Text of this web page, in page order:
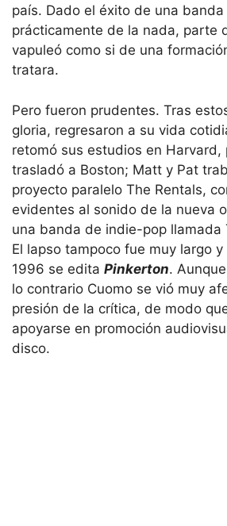
país. Dado el éxito de una banda
prácticamente de la nada, parte
vapuleó como si de una
tratara.
Pero fueron prudentes. Tras
gloria, regresaron a su vida
retomó sus estudios en Harvard,
trasladó a Boston; Matt y Pat
proyecto paralelo The Rentals,
evidentes al sonido de la nueva
una banda de indie-pop llamada
El lapso tampoco fue muy largo
1996 se edita Pinkerton.
lo contrario Cuomo se vió muy
presión de la crítica, de modo
apoyarse en promoción
disco.